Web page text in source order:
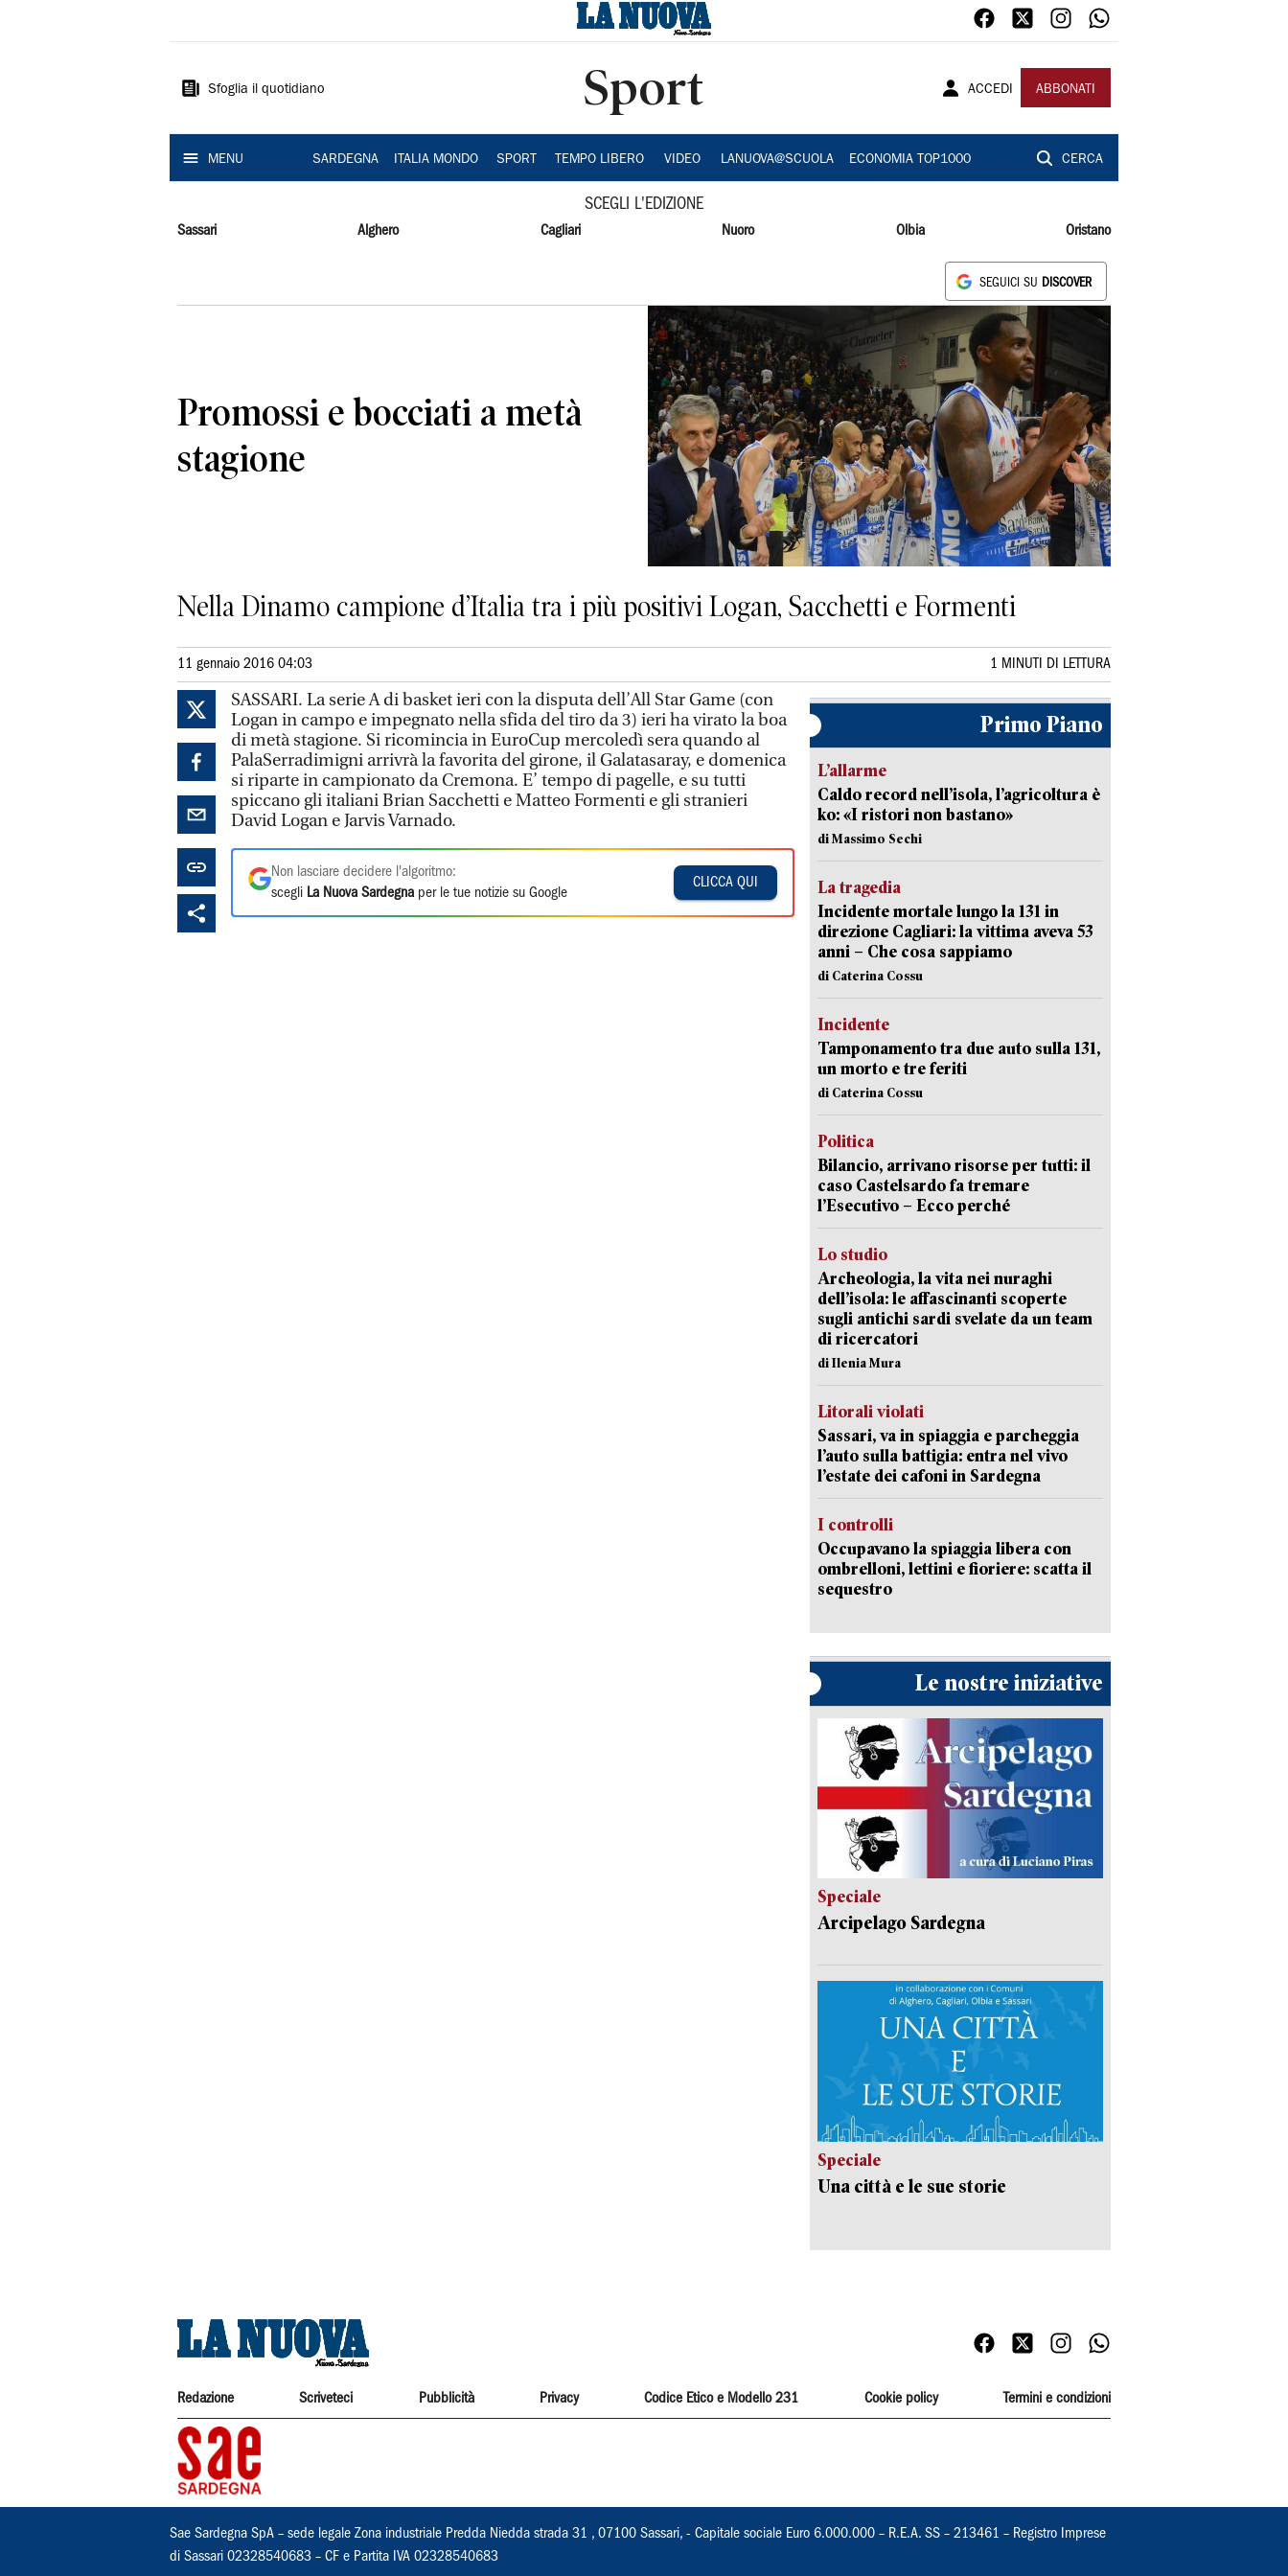
Sardegna
Sfoglia il quotidiano Sport ACCEDI ABBONATI
MENU SARDEGNA ITALIA MONDO SPORT TEMPO LIBERO VIDEO LANUOVA@SCUOLA ECONOMIA TOP1000 CERCA
SCEGLI L'EDIZIONE
Sassari Alghero Cagliari Nuoro Olbia Oristano
SEGUICI SU DISCOVER
Promossi e bocciati a metà
stagione
Nella Dinamo campione d’Italia tra i più positivi Logan, Sacchetti e Formenti
11 gennaio 2016 04:03 1 MINUTI DI LETTURA
SASSARI. La serie A di basket ieri con la disputa dell’All Star Game (con
Logan in campo e impegnato nella sfida del tiro da 3) ieri ha virato la boa
di metà stagione. Si ricomincia in EuroCup mercoledì sera quando al
PalaSerradimigni arrivrà la favorita del girone, il Galatasaray, e domenica
si riparte in campionato da Cremona. E’ tempo di pagelle, e su tutti
spiccano gli italiani Brian Sacchetti e Matteo Formenti e gli stranieri
David Logan e Jarvis Varnado.
Non lasciare decidere l'algoritmo:
scegli La Nuova Sardegna per le tue notizie su Google
CLICCA QUI
Primo Piano
L’allarme
Caldo record nell’isola, l’agricoltura è
ko: «I ristori non bastano»
di Massimo Sechi
La tragedia
Incidente mortale lungo la 131 in
direzione Cagliari: la vittima aveva 53
anni – Che cosa sappiamo
di Caterina Cossu
Incidente
Tamponamento tra due auto sulla 131,
un morto e tre feriti
di Caterina Cossu
Politica
Bilancio, arrivano risorse per tutti: il
caso Castelsardo fa tremare
l’Esecutivo – Ecco perché
Lo studio
Archeologia, la vita nei nuraghi
dell’isola: le affascinanti scoperte
sugli antichi sardi svelate da un team
di ricercatori
di Ilenia Mura
Litorali violati
Sassari, va in spiaggia e parcheggia
l’auto sulla battigia: entra nel vivo
l’estate dei cafoni in Sardegna
I controlli
Occupavano la spiaggia libera con
ombrelloni, lettini e fioriere: scatta il
sequestro
Le nostre iniziative
Speciale
Arcipelago Sardegna
Speciale
Una città e le sue storie
Redazione Scriveteci Pubblicità Privacy Codice Etico e Modello 231 Cookie policy Termini e condizioni
Sae Sardegna SpA – sede legale Zona industriale Predda Niedda strada 31 , 07100 Sassari, - Capitale sociale Euro 6.000.000 – R.E.A. SS – 213461 – Registro Imprese
di Sassari 02328540683 – CF e Partita IVA 02328540683